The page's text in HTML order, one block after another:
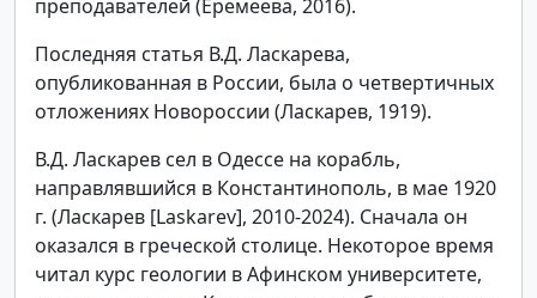
преподавателей (Еремеева, 2016).
Последняя статья В.Д. Ласкарева,
опубликованная в России, была о четвертичных
отложениях Новороссии (Ласкарев, 1919).
В.Д. Ласкарев сел в Одессе на корабль,
направлявшийся в Константинополь, в мае 1920
г. (Ласкарев [Laskarev], 2010-2024). Сначала он
оказался в греческой столице. Некоторое время
читал курс геологии в Афинском университете,